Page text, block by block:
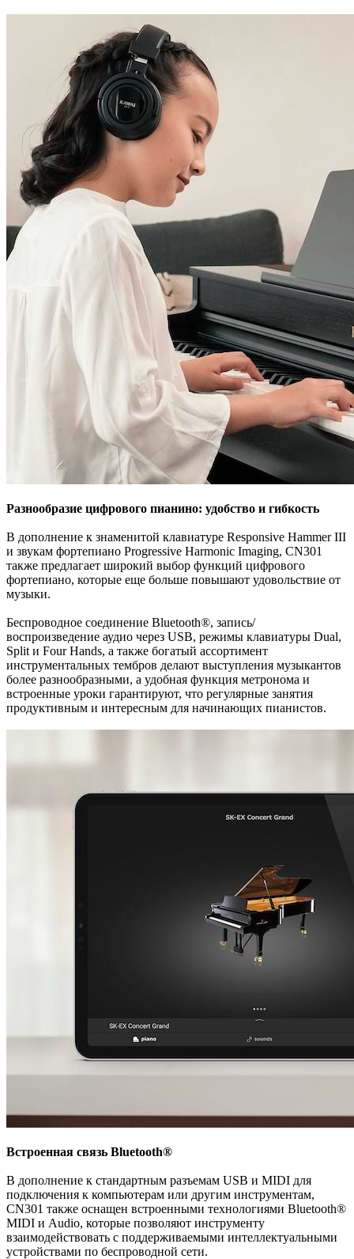
Разнообразие цифрового пианино: удобство и гибкость
В дополнение к знаменитой клавиатуре Responsive Hammer III
и звукам фортепиано Progressive Harmonic Imaging, CN301
также предлагает широкий выбор функций цифрового
фортепиано, которые еще больше повышают удовольствие от
музыки.
Беспроводное соединение Bluetooth®, запись/
воспроизведение аудио через USB, режимы клавиатуры Dual,
Split и Four Hands, а также богатый ассортимент
инструментальных тембров делают выступления музыкантов
более разнообразными, а удобная функция метронома и
встроенные уроки гарантируют, что регулярные занятия
продуктивным и интересным для начинающих пианистов.
Встроенная связь Bluetooth®
В дополнение к стандартным разъемам USB и MIDI для
подключения к компьютерам или другим инструментам,
CN301 также оснащен встроенными технологиями Bluetooth®
MIDI и Audio, которые позволяют инструменту
взаимодействовать с поддерживаемыми интеллектуальными
устройствами по беспроводной сети.